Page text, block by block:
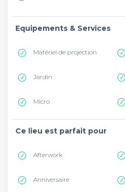
Equipements & Services
Matériel de projection
Jardin
Micro
Ce lieu est parfait pour
Afterwork
Anniversaire